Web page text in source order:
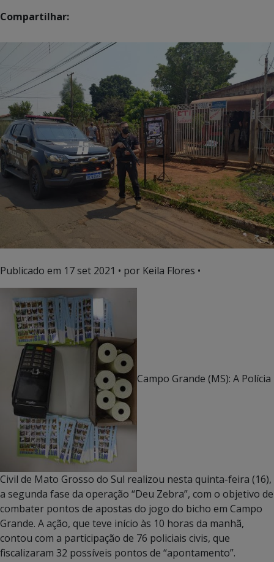
Compartilhar:
Publicado em 17 set 2021 • por Keila Flores •
Campo Grande (MS): A Polícia
Civil de Mato Grosso do Sul realizou nesta quinta-feira (16),
a segunda fase da operação “Deu Zebra”, com o objetivo de
combater pontos de apostas do jogo do bicho em Campo
Grande. A ação, que teve início às 10 horas da manhã,
contou com a participação de 76 policiais civis, que
fiscalizaram 32 possíveis pontos de “apontamento”.